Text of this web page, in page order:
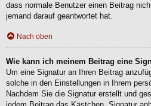
dass normale Benutzer einen Beitrag
jemand darauf geantwortet hat.
Nach oben
Wie kann ich meinem Beitrag eine
Um eine Signatur an Ihren Beitrag
solche in den Einstellungen in Ihrem
Nachdem Sie die Signatur erstellt und